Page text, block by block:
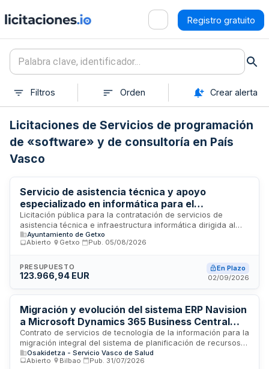
Registro gratuito
Filtros Orden Crear alerta
Licitaciones de Servicios de programación
de «software» y de consultoría en País
Vasco
Servicio de asistencia técnica y apoyo
especializado en informática para el
Ayuntamiento de Getxo
Licitación pública para la contratación de servicios de
asistencia técnica e infraestructura informática dirigida al
Ayuntamiento de Getxo. El contrato comprende el suministro
de apoyo técnico especializado, mantenimiento y gestión de
continua para garantizar el funcionamiento óptimo de los
equipos y aplicaciones de la administración municipal. El
de un servicio estratégico para la modernización y eficiencia
operativa de la administración local de Getxo, ubicada en
Vizcaya.
Ayuntamiento de Getxo
Abierto
Getxo Pub. 05/08/2026
PRESUPUESTO
123.966,94 EUR
En Plazo
02/09/2026
Migración y evolución del sistema ERP Navision
a Microsoft Dynamics 365 Business Central
para Hospital Intermutual de Euskadi
Contrato de servicios de tecnología de la información para la
migración integral del sistema de planificación de recursos
empresariales del Hospital Intermutual de Euskadi desde
Navision hacia Microsoft Dynamics 365 Business Central en
Osakidetza - Servicio Vasco de Salud
Abierto
Bilbao Pub. 31/07/2026